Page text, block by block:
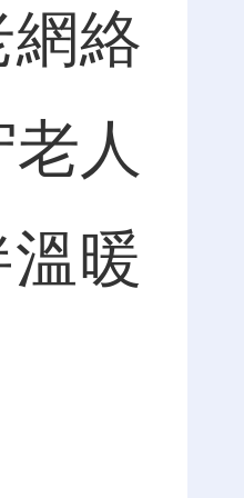
絡
人
暖